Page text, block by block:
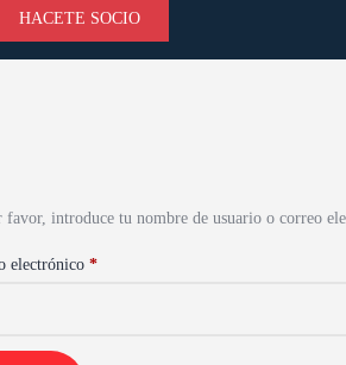
HACETE SOCIO
favor, introduce tu nombre de usuario o correo
electrónico *